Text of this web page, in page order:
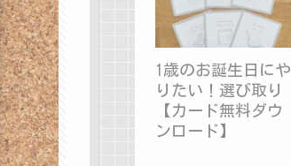
1歳のお誕生日にや
りたい！選び取り
【カード無料ダウ
ンロード】